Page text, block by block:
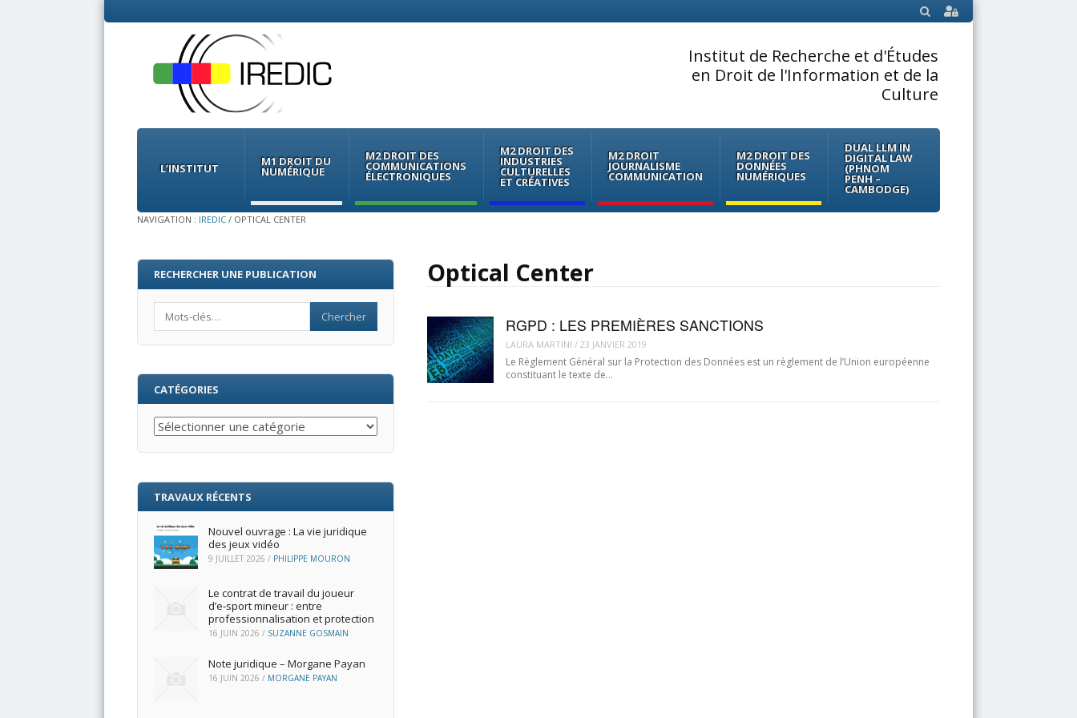
SEARCH
Institut de Recherche et d'Études
en Droit de l'Information et de la
Culture
Menu
Skip
contentL’INSTITUT M1 DROIT DU
NUMÉRIQUE
M2 DROIT DES
COMMUNICATIONS
ÉLECTRONIQUES
M2 DROIT DES
INDUSTRIES
CULTURELLES
ET CRÉATIVES
M2 DROIT
JOURNALISME
COMMUNICATION
M2 DROIT DES
DONNÉES
NUMÉRIQUES
DUAL LLM IN
DIGITAL LAW
(PHNOM
PENH –
CAMBODGE)
NAVIGATION : IREDIC / OPTICAL CENTER
Optical Center
RGPD : LES PREMIÈRES SANCTIONS
LAURA MARTINI / 23 JANVIER 2019
Le Règlement Général sur la Protection des Données est un règlement de l’Union européenne
constituant le texte de…
RECHERCHER UNE PUBLICATION
CATÉGORIES
Catégories
TRAVAUX RÉCENTS
Nouvel ouvrage : La vie juridique
des jeux vidéo
9 JUILLET 2026 / PHILIPPE MOURON
Le contrat de travail du joueur
d’e‑sport mineur : entre
professionnalisation et protection
16 JUIN 2026 / SUZANNE GOSMAIN
Note juridique – Morgane Payan
16 JUIN 2026 / MORGANE PAYAN